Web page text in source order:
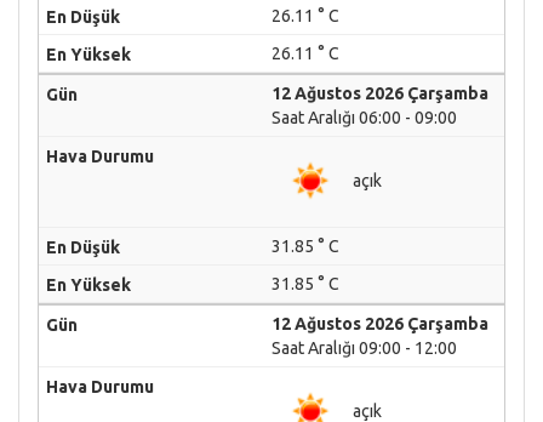
26.11 ° C
26.11 ° C
12 Ağustos 2026 Çarşamba
Saat Aralığı 06:00 - 09:00
açık
31.85 ° C
31.85 ° C
12 Ağustos 2026 Çarşamba
Saat Aralığı 09:00 - 12:00
açık